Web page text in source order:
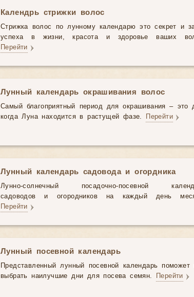
Календрь стрижки волос
Стрижка волос по лунному календарю это секрет и
успеха в жизни, красота и здоровье ваших
Перейти
Лунный календарь окрашивания волос
Самый благоприятный период для окрашивания – это
когда Луна находится в растущей фазе. Перейти
Лунный календарь садовода и огордника
Лунно-солнечный посадочно-посевной
садоводов и огородников на каждый день
Перейти
Лунный посевной календарь
Представленный лунный посевной календарь поможет
выбрать наилучшие дни для посева семян. Перейти